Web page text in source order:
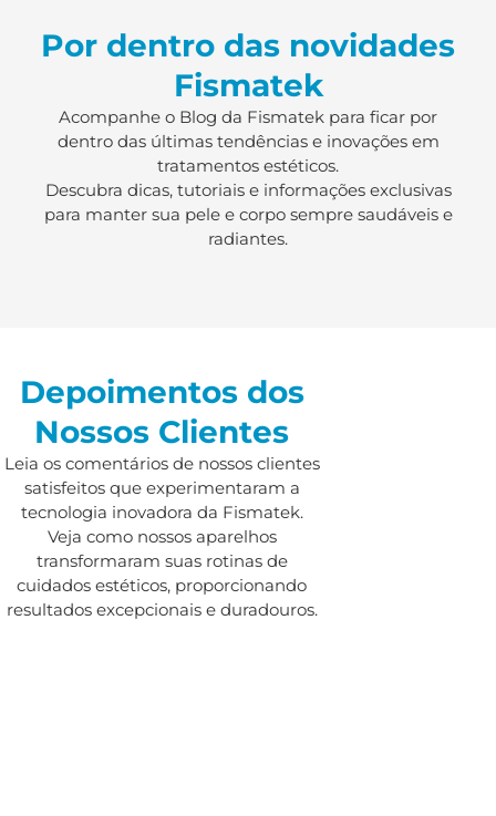
Por dentro das novidades
Fismatek
Acompanhe o Blog da Fismatek para ficar por
dentro das últimas tendências e inovações em
tratamentos estéticos.
Descubra dicas, tutoriais e informações exclusivas
para manter sua pele e corpo sempre saudáveis e
radiantes.
Depoimentos dos
Nossos Clientes
Leia os comentários de nossos clientes
satisfeitos que experimentaram a
tecnologia inovadora da Fismatek.
Veja como nossos aparelhos
transformaram suas rotinas de
cuidados estéticos, proporcionando
resultados excepcionais e duradouros.